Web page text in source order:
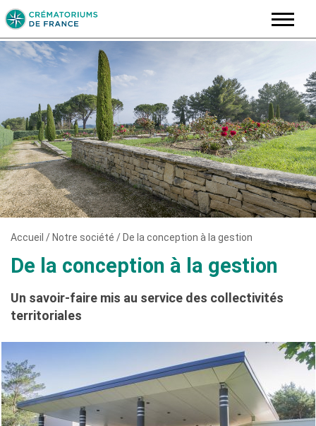
Skip
content
Accueil / Notre société / De la conception à la gestion
De la conception à la gestion
Un savoir-faire mis au service des collectivités
territoriales